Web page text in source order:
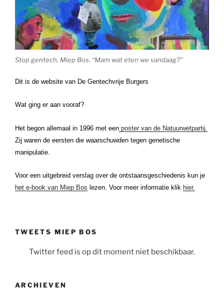
Stop gentech, Miep Bos. “Mam wat eten we vandaag?”
Dit is de website van De Gentechvrije Burgers
Wat ging er aan vooraf?
Het begon allemaal in 1996 met een poster van de Natuurwetpartij.
Zij waren de eersten die waarschuwden tegen genetische
manipulatie.
Voor een uitgebreid verslag over de ontstaansgeschiedenis kun je
het e-book van Miep Bos lezen. Voor meer informatie klik hier.
TWEETS MIEP BOS
Twitter feed is op dit moment niet beschikbaar.
ARCHIEVEN